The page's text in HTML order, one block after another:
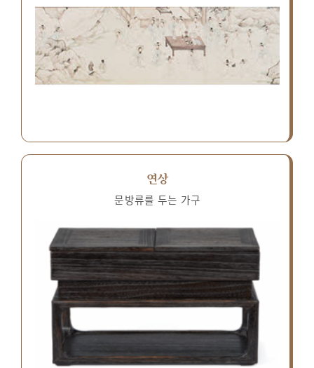
연상
문방류를 두는 가구